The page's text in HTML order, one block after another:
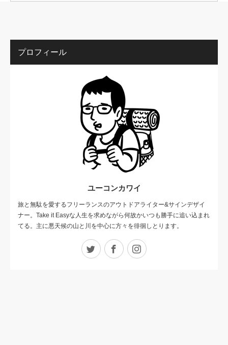
プロフィール
ユーコンカワイ
旅と無駄を愛するフリーランスのアウトドアライター&サインデザイ
ナー。Take it Easyな人生を求めながら何故かいつも勝手に追い込まれ
てる。主に悪天候の山と川を中心に方々を徘徊しとります。
Twitter Facebook